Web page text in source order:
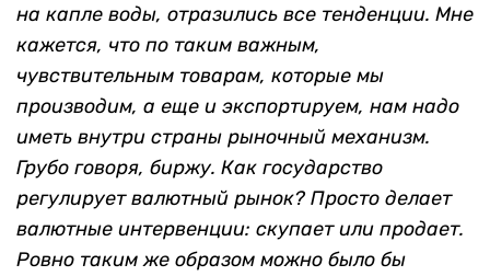
на капле воды, отразились все тенденции. Мне
кажется, что по таким важным,
чувствительным товарам, которые мы
производим, а еще и экспортируем, нам надо
иметь внутри страны рыночный механизм.
Грубо говоря, биржу. Как государство
регулирует валютный рынок? Просто делает
валютные интервенции: скупает или продает.
Ровно таким же образом можно было бы